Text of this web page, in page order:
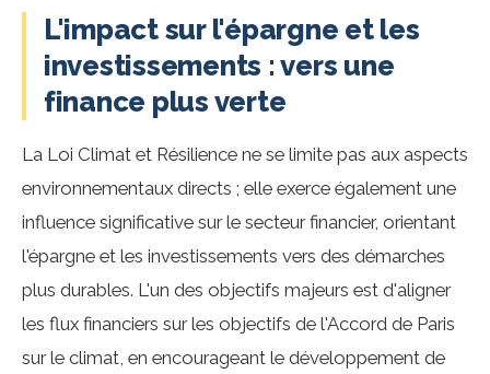
L'impact sur l'épargne et les
investissements : vers une
finance plus verte
La Loi Climat et Résilience ne se limite pas aux aspects
environnementaux directs ; elle exerce également une
influence significative sur le secteur financier, orientant
l'épargne et les investissements vers des démarches
plus durables. L'un des objectifs majeurs est d'aligner
les flux financiers sur les objectifs de l'Accord de Paris
sur le climat, en encourageant le développement de